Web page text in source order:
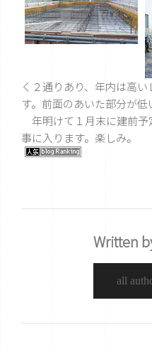
く２通りあり、年内は高
す。前面のあいた部分が低
年明けて１月末に建前予
事に入ります。楽しみ。
Written
all